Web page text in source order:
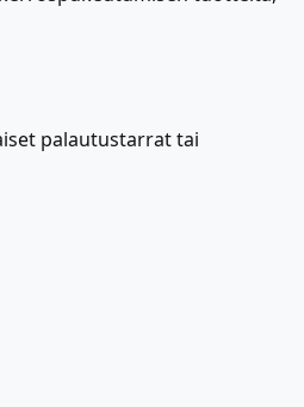
palautustarrat tai